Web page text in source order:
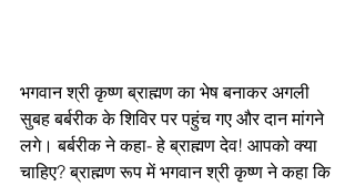
भगवान श्री कृष्ण ब्राह्मण का भेष बनाकर अगली
सुबह बर्बरीक के शिविर पर पहुंच गए और दान मांगने
लगे। बर्बरीक ने कहा- हे ब्राह्मण देव! आपको क्या
चाहिए? ब्राह्मण रूप में भगवान श्री कृष्ण ने कहा कि